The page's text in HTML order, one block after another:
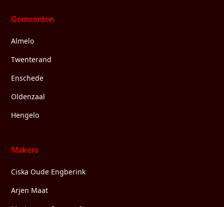
Gemeenten
Almelo
Twenterand
Enschede
Oldenzaal
Hengelo
Makers
Ciska Oude Engberink
Arjen Maat